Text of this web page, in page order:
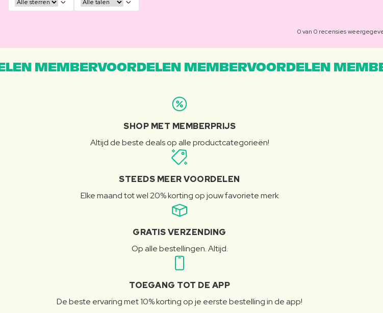
0 van 0 recensies
MEMBERVOORDELEN MEMBERVOORDELEN
SHOP MET MEMBERPRIJS
Altijd de beste deals op alle productcategorieën!
STEEDS MEER VOORDELEN
Elke maand tot wel 20% korting op jouw favoriete merk
GRATIS VERZENDING
Op alle bestellingen. Altijd.
TOEGANG TOT DE APP
De beste ervaring met 10% korting op je eerste bestelling in de app!